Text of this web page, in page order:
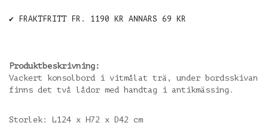
✔️ FRAKTFRITT FR. 1190 KR ANNARS 69 KR
Produktbeskrivning:
Vackert konsolbord i vitmålat trä, under bordsskivan
finns det två lådor med handtag i antikmässing.
Storlek: L124 x H72 x D42 cm